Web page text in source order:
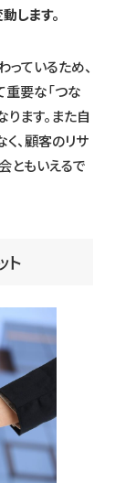
します。
ているため、
要な「つな
ります。また自
、顧客のリサ
ともいえるで
ト